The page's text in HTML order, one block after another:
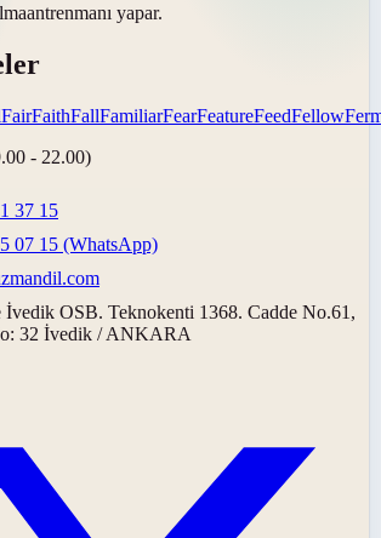
antrenmanı yapar.
FairFaithFallFamiliarFearFeatureFeedFellow
- 22.00)
37 15
07 15 (WhatsApp)
İvedik OSB. Teknokenti 1368. Cadde No.61,
32 İvedik / ANKARA